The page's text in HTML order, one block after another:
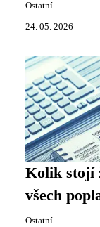
Ostatní
24. 05. 2026
Kolik stojí
všech
Ostatní